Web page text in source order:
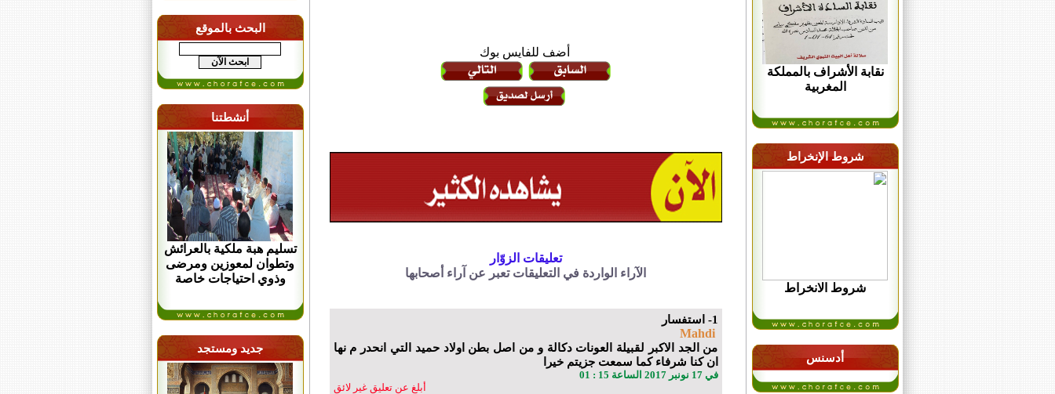
البحث بالموقع
أنشطتنا
تسليم هبة ملكية بالعرائش
وتطوان لمعوزين ومرضى
وذوي احتياجات خاصة
جديد ومستجد
أضف للفايس بوك
تعليقات الزوّار
الآراء الواردة في التعليقات تعبر عن آراء أصحابها
1- استفسار
Mahdi
من الجد الاكبر لقبيلة العونات دكالة و من اصل بطن اولاد حميد التي انحدر م نها
ان كنا شرفاء كما سمعت جزيتم خيرا
في 17 نونبر 2017 الساعة 15 : 01
أبلغ عن تعليق غير لائق
نقابة الأشراف بالمملكة
المغربية
شروط الإنخراط
شروط الانخراط
أدسنس